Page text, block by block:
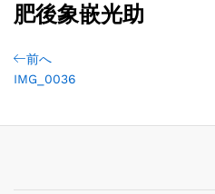
肥後象嵌光助
前へ
IMG_0036